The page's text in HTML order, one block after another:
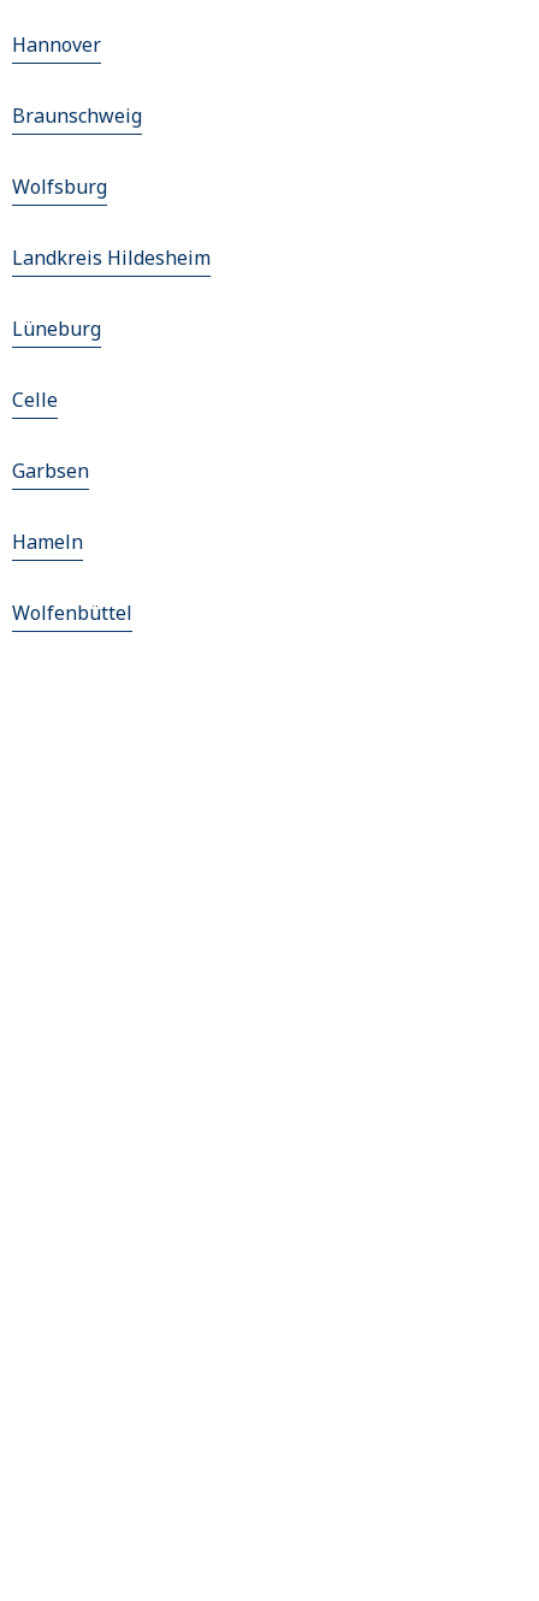
Hannover
Braunschweig
Wolfsburg
Landkreis Hildesheim
Lüneburg
Celle
Garbsen
Hameln
Wolfenbüttel